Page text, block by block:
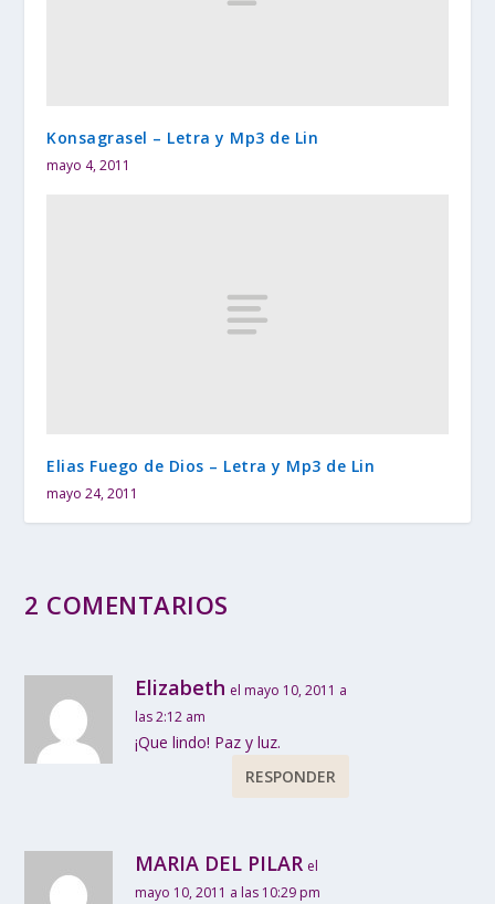
Konsagrasel – Letra y Mp3 de Lin
mayo 4, 2011
Elias Fuego de Dios – Letra y Mp3 de Lin
mayo 24, 2011
2 COMENTARIOS
Elizabeth el mayo 10, 2011 a
las 2:12 am
¡Que lindo! Paz y luz.
RESPONDER
MARIA DEL PILAR el
mayo 10, 2011 a las 10:29 pm